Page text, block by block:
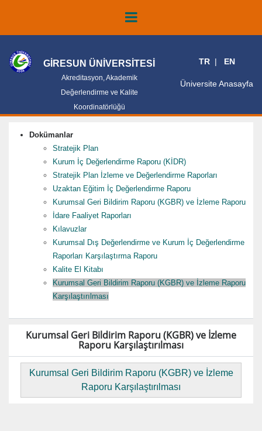
GİRESUN ÜNİVERSİTESİ
Akreditasyon, Akademik
Değerlendirme ve Kalite
Koordinatörlüğü
TR EN
Üniversite Anasayfa
Dokümanlar
Stratejik Plan
Kurum İç Değerlendirme Raporu (KİDR)
Stratejik Plan İzleme ve Değerlendirme Raporları
Uzaktan Eğitim İç Değerlendirme Raporu
Kurumsal Geri Bildirim Raporu (KGBR) ve İzleme Raporu
İdare Faaliyet Raporları
Kılavuzlar
Kurumsal Dış Değerlendirme ve Kurum İç Değerlendirme
Raporları Karşılaştırma Raporu
Kalite El Kitabı
Kurumsal Geri Bildirim Raporu (KGBR) ve İzleme Raporu
Karşılaştırılması
Kurumsal Geri Bildirim Raporu (KGBR) ve İzleme
Raporu Karşılaştırılması
Kurumsal Geri Bildirim Raporu (KGBR) ve İzleme
Raporu Karşılaştırılması